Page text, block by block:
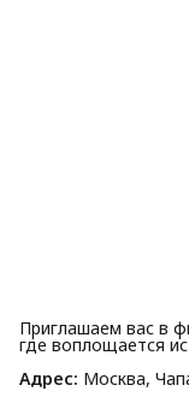
Приглашаем вас в
где воплощается
Адрес: Москва,